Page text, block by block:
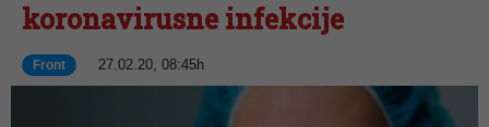
koronavirusne infekcije
Front 27.02.20, 08:45h